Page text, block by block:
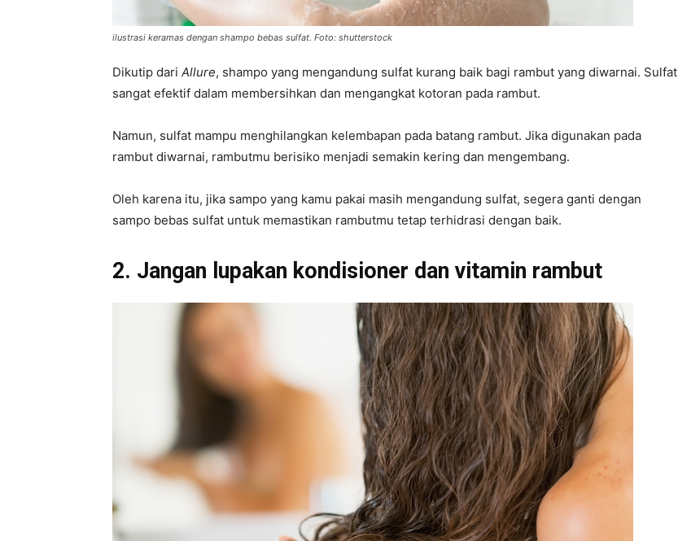
ilustrasi keramas dengan shampo bebas sulfat. Foto: shutterstock
Dikutip dari Allure, shampo yang mengandung sulfat kurang baik bagi rambut yang diwarnai. Sulfat
sangat efektif dalam membersihkan dan mengangkat kotoran pada rambut.
Namun, sulfat mampu menghilangkan kelembapan pada batang rambut. Jika digunakan pada
rambut diwarnai, rambutmu berisiko menjadi semakin kering dan mengembang.
Oleh karena itu, jika sampo yang kamu pakai masih mengandung sulfat, segera ganti dengan
sampo bebas sulfat untuk memastikan rambutmu tetap terhidrasi dengan baik.
2. Jangan lupakan kondisioner dan vitamin rambut